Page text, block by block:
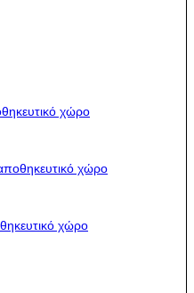
χώρο
χώρο
χώρο